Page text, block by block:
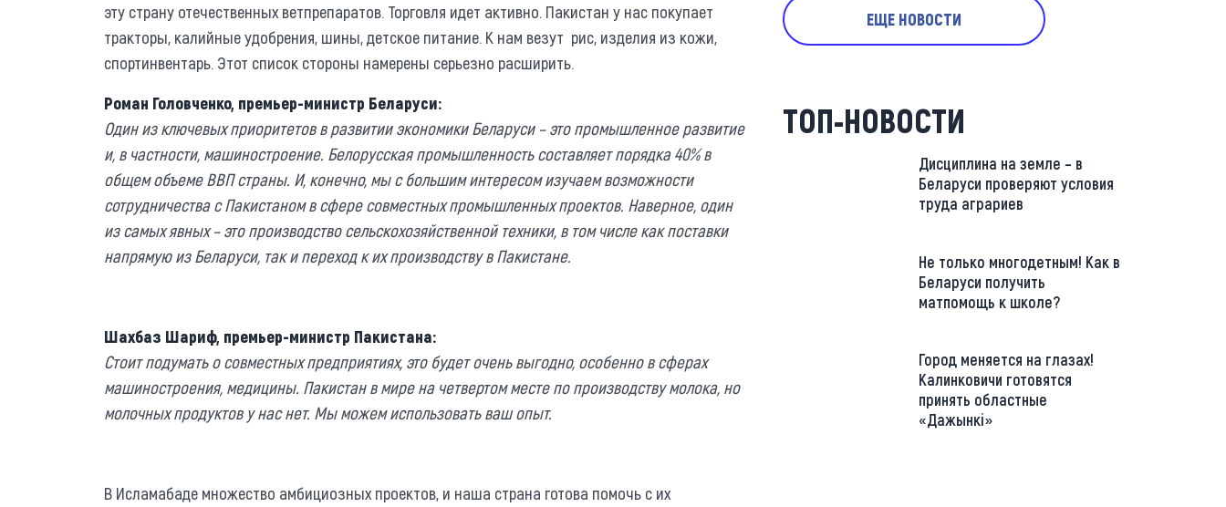
эту страну отечественных ветпрепаратов. Торговля идет активно. Пакистан у нас покупает
тракторы, калийные удобрения, шины, детское питание. К нам везут рис, изделия из кожи,
спортинвентарь. Этот список стороны намерены серьезно расширить.
Роман Головченко, премьер-министр Беларуси:
Один из ключевых приоритетов в развитии экономики Беларуси – это промышленное развитие
и, в частности, машиностроение. Белорусская промышленность составляет порядка 40% в
общем объеме ВВП страны. И, конечно, мы с большим интересом изучаем возможности
сотрудничества с Пакистаном в сфере совместных промышленных проектов. Наверное, один
из самых явных – это производство сельскохозяйственной техники, в том числе как поставки
напрямую из Беларуси, так и переход к их производству в Пакистане.
Шахбаз Шариф, премьер-министр Пакистана:
Стоит подумать о совместных предприятиях, это будет очень выгодно, особенно в сферах
машиностроения, медицины. Пакистан в мире на четвертом месте по производству молока, но
молочных продуктов у нас нет. Мы можем использовать ваш опыт.
В Исламабаде множество амбициозных проектов, и наша страна готова помочь с их
ЕЩЕ НОВОСТИ
ТОП-НОВОСТИ
Дисциплина на земле – в
Беларуси проверяют условия
труда аграриев
Не только многодетным! Как в
Беларуси получить
матпомощь к школе?
Город меняется на глазах!
Калинковичи готовятся
принять областные
«Дажынкі»